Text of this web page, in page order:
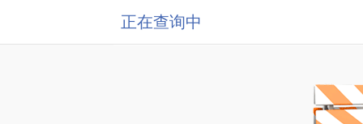
正在查询中